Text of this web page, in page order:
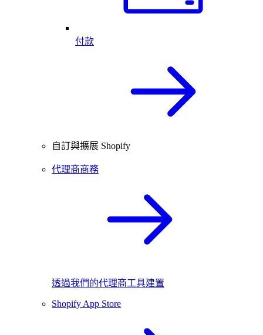
付款
自訂與擴展 Shopify
代理商商務
透過我們的代理商工具建置
Shopify App Store